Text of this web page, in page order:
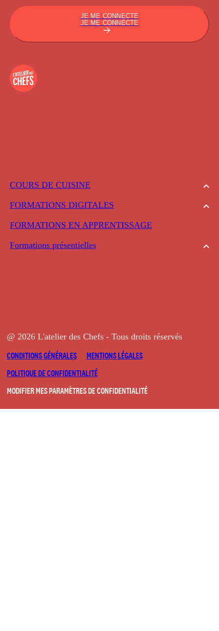
COURS DE CUISINE
FORMATIONS DIGITALES
FORMATIONS EN APPRENTISSAGE
Formations présentielles
JE ME CONNECTE
JE ME CONNECTE
@ 2026 L'atelier des Chefs - Tous droits réservés
CONDITIONS GÉNÉRALES
MENTIONS LÉGALES
POLITIQUE DE CONFIDENTIALITÉ
MODIFIER MES PARAMÈTRES DE CONFIDENTIALITÉ